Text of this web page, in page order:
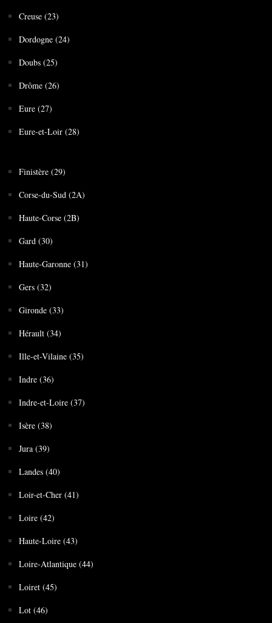
Creuse (23)
Dordogne (24)
Doubs (25)
Drôme (26)
Eure (27)
Eure-et-Loir (28)
Finistère (29)
Corse-du-Sud (2A)
Haute-Corse (2B)
Gard (30)
Haute-Garonne (31)
Gers (32)
Gironde (33)
Hérault (34)
Ille-et-Vilaine (35)
Indre (36)
Indre-et-Loire (37)
Isère (38)
Jura (39)
Landes (40)
Loir-et-Cher (41)
Loire (42)
Haute-Loire (43)
Loire-Atlantique (44)
Loiret (45)
Lot (46)